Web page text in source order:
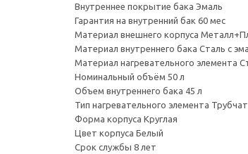
Внутреннее покрытие бака Эмаль
Гарантия на внутренний бак 60 мес
Материал внешнего корпуса
Материал внутреннего бака Сталь с
Материал нагревательного элемента
Номинальный объём 50 л
Объем внутреннего бака 45 л
Тип нагревательного элемента
Форма корпуса Круглая
Цвет корпуса Белый
Срок службы 8 лет